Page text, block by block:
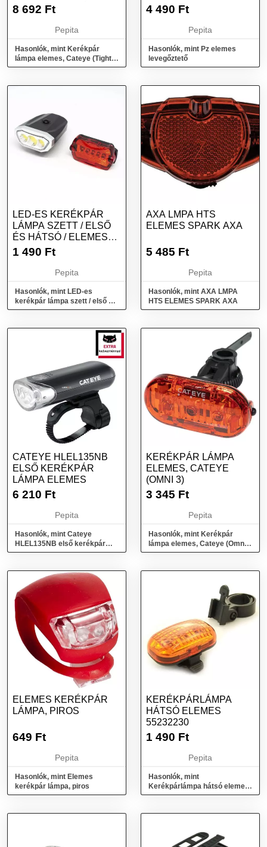
8 692 Ft
Pepita
Hasonlók, mint Kerékpár
lámpa elemes, Cateye (Tight
kinetic)
4 490 Ft
Pepita
Hasonlók, mint Pz elemes
levegőztető
LED-ES KERÉKPÁR
LÁMPA SZETT / ELSŐ
ÉS HÁTSÓ / ELEMES
(16766)
1 490 Ft
Pepita
Hasonlók, mint LED-es
kerékpár lámpa szett / első és
hátsó / elemes (16766)
AXA LMPA HTS
ELEMES SPARK AXA
5 485 Ft
Pepita
Hasonlók, mint AXA LMPA
HTS ELEMES SPARK AXA
CATEYE HLEL135NB
ELSŐ KERÉKPÁR
LÁMPA ELEMES
6 210 Ft
Pepita
Hasonlók, mint Cateye
HLEL135NB első kerékpár
lámpa elemes
KERÉKPÁR LÁMPA
ELEMES, CATEYE
(OMNI 3)
3 345 Ft
Pepita
Hasonlók, mint Kerékpár
lámpa elemes, Cateye (Omni
3)
ELEMES KERÉKPÁR
LÁMPA, PIROS
649 Ft
Pepita
Hasonlók, mint Elemes
kerékpár lámpa, piros
KERÉKPÁRLÁMPA
HÁTSÓ ELEMES
55232230
1 490 Ft
Pepita
Hasonlók, mint
Kerékpárlámpa hátsó elemes
55232230